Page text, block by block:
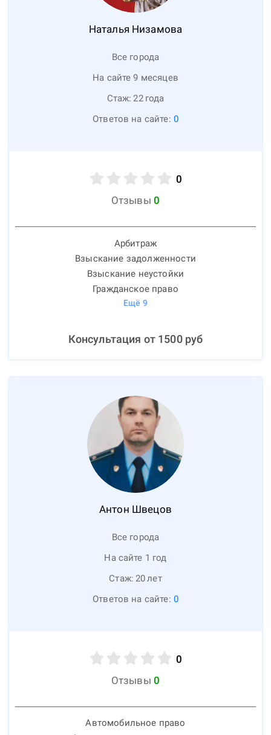
Наталья Низамова
Все города
На сайте 9 месяцев
Стаж: 22 года
Ответов на сайте: 0
0
Отзывы 0
Арбитраж
Взыскание задолженности
Взыскание неустойки
Гражданское право
Ещё 9
Консультация от 1500руб
Антон Швецов
Все города
На сайте 1 год
Стаж: 20лет
Ответов на сайте: 0
0
Отзывы 0
Автомобильное право